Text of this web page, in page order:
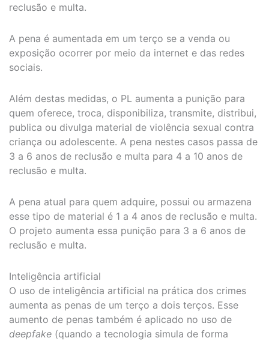
reclusão e multa.
A pena é aumentada em um terço se a venda ou
exposição ocorrer por meio da internet e das redes
sociais.
Além destas medidas, o PL aumenta a punição para
quem oferece, troca, disponibiliza, transmite, distribui,
publica ou divulga material de violência sexual contra
criança ou adolescente. A pena nestes casos passa de
3 a 6 anos de reclusão e multa para 4 a 10 anos de
reclusão e multa.
A pena atual para quem adquire, possui ou armazena
esse tipo de material é 1 a 4 anos de reclusão e multa.
O projeto aumenta essa punição para 3 a 6 anos de
reclusão e multa.
Inteligência artificial
O uso de inteligência artificial na prática dos crimes
aumenta as penas de um terço a dois terços. Esse
aumento de penas também é aplicado no uso de
deepfake (quando a tecnologia simula de forma